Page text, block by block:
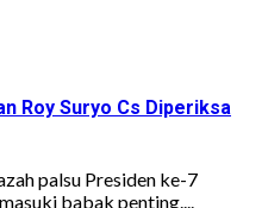
Roy Suryo Cs Diperiksa
palsu Presiden ke-7
babak penting....